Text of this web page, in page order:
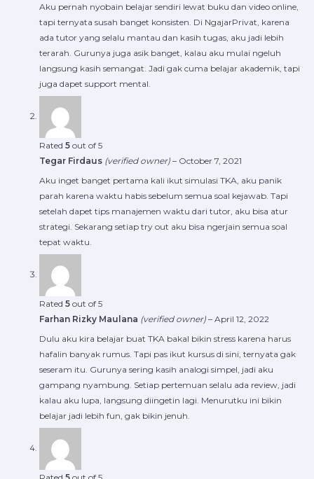
Aku pernah nyobain belajar sendiri lewat buku dan video online,
tapi ternyata susah banget konsisten. Di NgajarPrivat, karena
ada tutor yang selalu mantau dan kasih tugas, aku jadi lebih
terarah. Gurunya juga asik banget, kalau aku mulai ngeluh
langsung kasih semangat. Jadi gak cuma belajar akademik, tapi
juga dapet support mental.
Rated 5 out of 5
Tegar Firdaus (verified owner) – October 7, 2021
Aku inget banget pertama kali ikut simulasi TKA, aku panik
parah karena waktu habis sebelum semua soal kejawab. Tapi
setelah dapet tips manajemen waktu dari tutor, aku bisa atur
strategi. Sekarang setiap try out aku bisa ngerjain semua soal
tepat waktu.
Rated 5 out of 5
Farhan Rizky Maulana (verified owner) – April 12, 2022
Dulu aku kira belajar buat TKA bakal bikin stress karena harus
hafalin banyak rumus. Tapi pas ikut kursus di sini, ternyata gak
seseram itu. Gurunya sering kasih analogi simpel, jadi aku
gampang nyambung. Setiap pertemuan selalu ada review, jadi
kalau aku lupa, langsung diingetin lagi. Menurutku ini bikin
belajar jadi lebih fun, gak bikin jenuh.